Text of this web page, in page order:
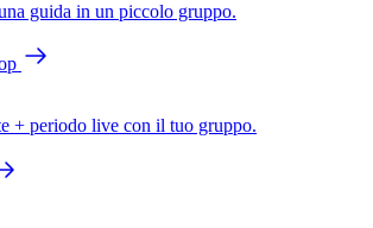
guida in un piccolo gruppo.
+ periodo live con il tuo gruppo.